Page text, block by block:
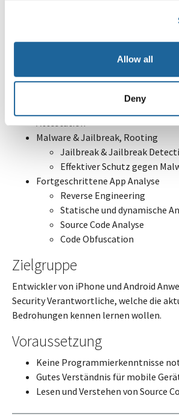
Allow all
Deny
Lebenszyklus von Push-
Sicherheit und Datenschutz
Benachrichtigungen
Attestation
Malware & Jailbreak, Rooting
Jailbreak & Jailbreak
Effektiver Schutz gegen
Fortgeschrittene App Analyse
Reverse Engineering
Statische und dynamische
Source Code Analyse
Code Obfuscation
Zielgruppe
Entwickler von iPhone und Android
Security Verantwortliche, welche die
Bedrohungen kennen lernen wollen.
Voraussetzung
Keine Programmierkenntnisse
Gutes Verständnis für mobile
Lesen und Verstehen von Source